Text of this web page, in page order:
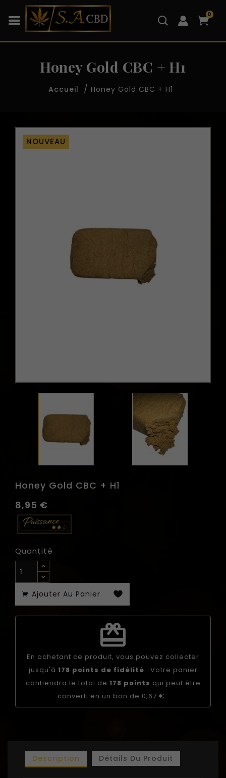
0
Honey Gold CBC + H1
Accueil Honey Gold CBC + H1
NOUVEAU
Honey Gold CBC + H1
8,95 €
Quantité
Ajouter Au Panier
redeem
En achetant ce produit, vous pouvez collecter
jusqu'à 178 points de fidélité . Votre panier
contiendra le total de 178 points qui peut être
converti en un bon de 0,67 € .
Description Détails Du Produit